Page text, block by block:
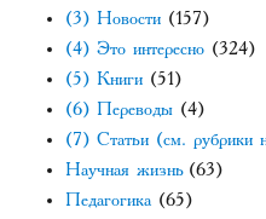
(3) Новости (157)
(4) Это интересно (324)
(5) Книги (51)
(6) Переводы (4)
(7) Статьи (см. рубрики
Научная жизнь(63)
Педагогика (65)